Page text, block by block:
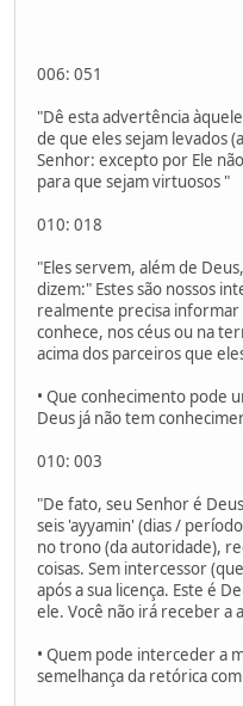
006: 051
"Dê esta advertência
de que eles sejam levados
Senhor: excepto por Ele
para que sejam virtuosos "
010: 018
"Eles servem, além de
dizem:" Estes são nossos
realmente precisa informar
conhece, nos céus ou na
acima dos parceiros que
• Que conhecimento pode
Deus já não tem
010: 003
"De fato, seu Senhor é
seis 'ayyamin' (dias /
no trono (da autoridade),
coisas. Sem intercessor
após a sua licença. Este é
ele. Você não irá receber a
• Quem pode interceder a
semelhança da retórica